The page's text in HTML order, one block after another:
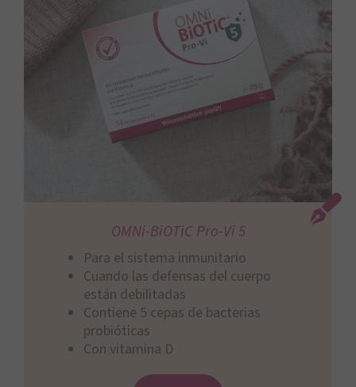
OMNi-BiOTiC Pro-Vi 5
Para el sistema inmunitario
Cuando las defensas del cuerpo
están debilitadas
Contiene 5 cepas de bacterias
probióticas
Con vitamina D